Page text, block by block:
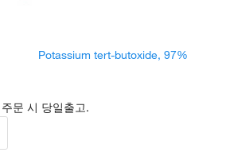
Potassium tert-butoxide, 97%
문 시 당일출고.